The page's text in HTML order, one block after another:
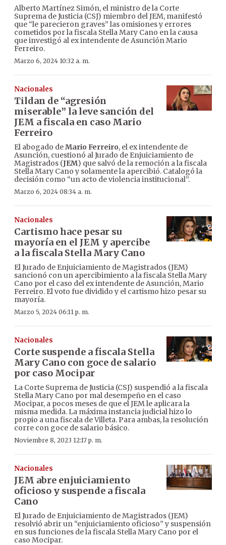
Alberto Martínez Simón, el ministro de la Corte
Suprema de Justicia (CSJ) miembro del JEM, manifestó
que “le parecieron graves” las omisiones y errores
cometidos por la fiscala Stella Mary Cano en la causa
que investigó al ex intendente de Asunción Mario
Ferreiro.
Marzo 6, 2024 10:32 a. m.
Nacionales
Tildan de “agresión
miserable” la leve sanción del
JEM a fiscala en caso Mario
Ferreiro
El abogado deMario Ferreiro, el ex intendente de
Asunción, cuestionó al Jurado de Enjuiciamiento de
Magistrados (JEM) que salvó de la remoción a la fiscala
Stella Mary Cano y solamente la apercibió. Catalogó la
decisión como “un acto de violencia institucional”.
Marzo 6, 2024 08:34 a. m.
Nacionales
Cartismo hace pesar su
mayoría en el JEM y apercibe
a la fiscala Stella Mary Cano
El Jurado de Enjuiciamiento de Magistrados (JEM)
sancionó con un apercibimiento a la fiscala Stella Mary
Cano por el caso del ex intendente de Asunción, Mario
Ferreiro. El voto fue dividido y el cartismo hizo pesar su
mayoría.
Marzo 5, 2024 06:11 p. m.
Nacionales
Corte suspende a fiscala Stella
Mary Cano con goce de salario
por caso Mocipar
La Corte Suprema de Justicia (CSJ) suspendió a la fiscala
Stella Mary Cano por mal desempeño en el caso
Mocipar, a pocos meses de que el JEM le aplicara la
misma medida. La máxima instancia judicial hizo lo
propio a una fiscala de Villeta. Para ambas, la resolución
corre con goce de salario básico.
Noviembre 8, 2023 12:17 p. m.
Nacionales
JEM abre enjuiciamiento
oficioso y suspende a fiscala
Cano
El Jurado de Enjuiciamiento de Magistrados (JEM)
resolvió abrir un “enjuiciamiento oficioso” y suspensión
en sus funciones de la fiscala Stella Mary Cano por el
caso Mocipar.